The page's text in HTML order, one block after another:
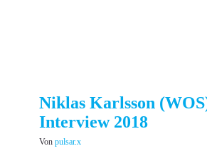
Niklas Karlsson
Interview 2018
Von pulsar.x